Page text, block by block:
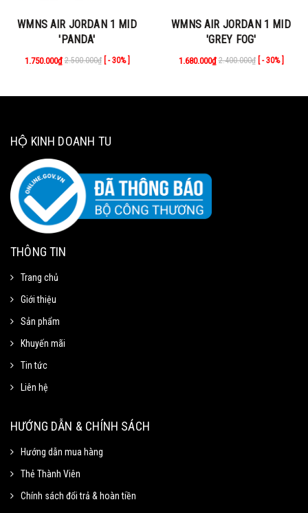
WMNS AIR JORDAN 1 MID
'PANDA'
1.750.000₫ 2.500.000₫ [ - 30% ]
WMNS AIR JORDAN 1 MID
'GREY FOG'
1.680.000₫ 2.400.000₫ [ - 30% ]
HỘ KINH DOANH TU
THÔNG TIN
Trang chủ
Giới thiệu
Sản phẩm
Khuyến mãi
Tin tức
Liên hệ
HƯỚNG DẪN & CHÍNH SÁCH
Hướng dẫn mua hàng
Thẻ Thành Viên
Chính sách đổi trả & hoàn tiền
Mã Giảm Giá
trang thanh toán.
250k.